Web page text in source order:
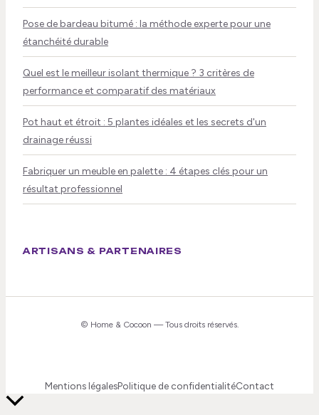
Pose de bardeau bitumé : la méthode experte pour une
étanchéité durable
Quel est le meilleur isolant thermique ? 3 critères de
performance et comparatif des matériaux
Pot haut et étroit : 5 plantes idéales et les secrets d'un
drainage réussi
Fabriquer un meuble en palette : 4 étapes clés pour un
résultat professionnel
ARTISANS & PARTENAIRES
© Home & Cocoon — Tous droits réservés.
Mentions légalesPolitique de confidentialitéContact